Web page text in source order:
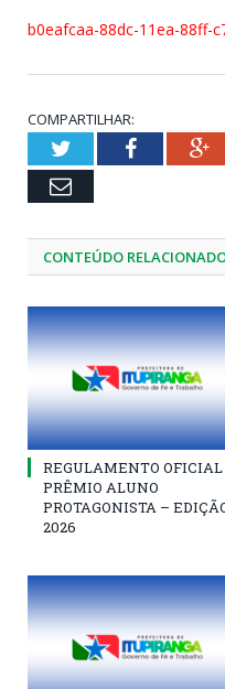
b0eafcaa-88dc-11ea-88ff-
COMPARTILHAR:
TwitterFacebook
Email
CONTEÚDO
REGULAMENTO OFICIAL
PRÊMIO ALUNO
PROTAGONISTA –
2026